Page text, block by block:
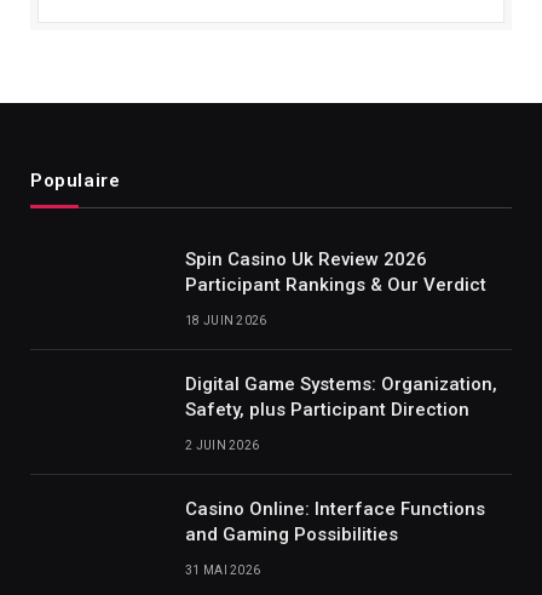
Populaire
Spin Casino Uk Review 2026
Participant Rankings & Our Verdict
18 JUIN 2026
Digital Game Systems: Organization,
Safety, plus Participant Direction
2 JUIN 2026
Casino Online: Interface Functions
and Gaming Possibilities
31 MAI 2026